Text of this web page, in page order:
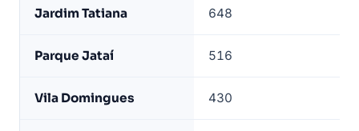
LeadJet
Jardim Tatiana 648
Parque Jataí 516
Vila Domingues 430